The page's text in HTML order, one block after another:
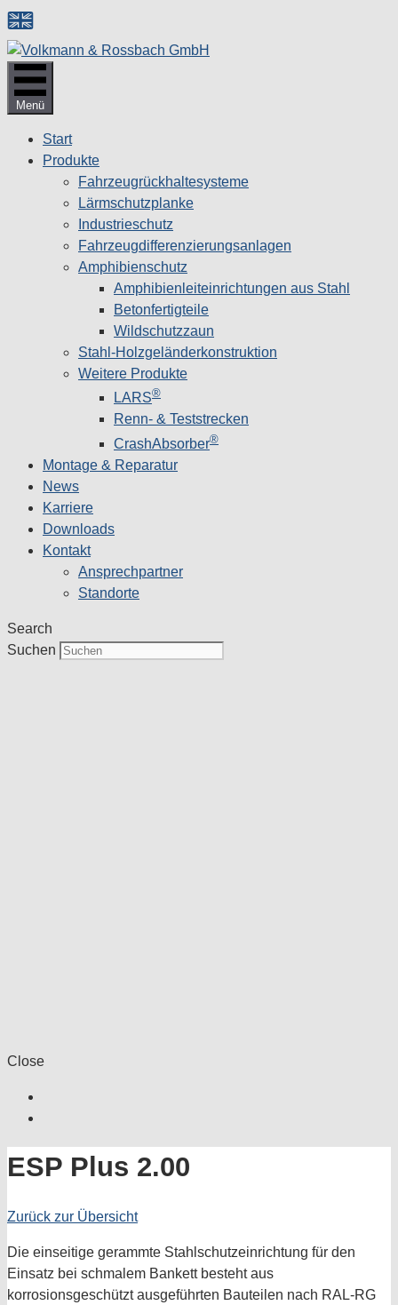
Zum
Inhalt
springen
Menü
Start
Produkte
Fahrzeugrückhaltesysteme
Lärmschutzplanke
Industrieschutz
Fahrzeug­differenzierungsanlagen
Amphibienschutz
Amphibienleiteinrichtungen aus Stahl
Betonfertigteile
Wildschutzzaun
Stahl-Holzgeländerkonstruktion
Weitere Produkte
LARS®
Renn- & Teststrecken
CrashAbsorber®
Montage & Reparatur
News
Karriere
Downloads
Kontakt
Ansprechpartner
Standorte
Search
Suchen
Close
ESP Plus 2.00
Zurück zur Übersicht
Die einseitige gerammte Stahlschutzeinrichtung für den
Einsatz bei schmalem Bankett besteht aus
korrosionsgeschützt ausgeführten Bauteilen nach RAL-RG